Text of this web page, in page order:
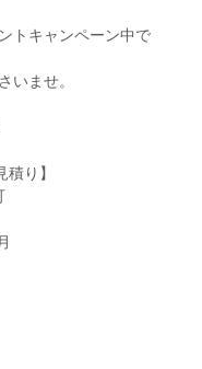
ト キャンペーン中で
いませ。
り】